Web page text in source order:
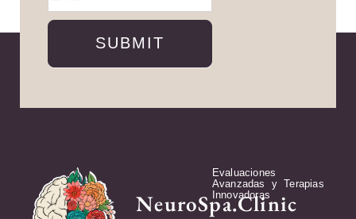
SUBMIT
NeuroSpa.Clinic
Evaluaciones
Avanzadas y Terapias
Innovadoras